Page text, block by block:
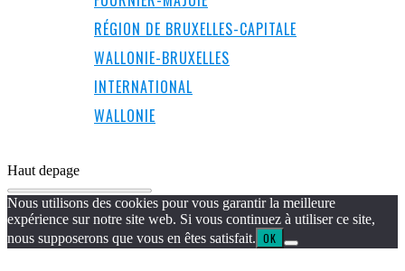
RÉGION DE BRUXELLES-CAPITALE
WALLONIE-BRUXELLES
INTERNATIONAL
WALLONIE
Haut depage
Nous utilisons des cookies pour vous garantir la meilleure
expérience sur notre site web. Si vous continuez à utiliser ce site,
nous supposerons que vous en êtes satisfait. OK